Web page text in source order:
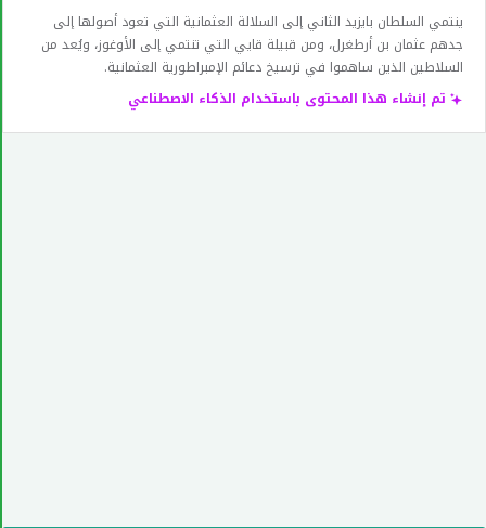
ينتمي السلطان بايزيد الثاني إلى السلالة العثمانية التي تعود أصولها إلى
جدهم عثمان بن أرطغرل، ومن قبيلة قايي التي تنتمي إلى الأوغوز، ويُعد من
السلاطين الذين ساهموا في ترسيخ دعائم الإمبراطورية العثمانية.
تم إنشاء هذا المحتوى باستخدام الذكاء الاصطناعي